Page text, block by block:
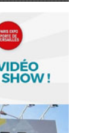
en
animer